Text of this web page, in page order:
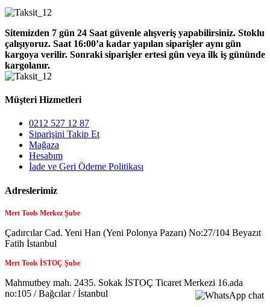
Sitemizden 7 gün 24 Saat güvenle alışveriş yapabilirsiniz. Stoklu
çalışıyoruz. Saat 16:00’a kadar yapılan siparişler aynı gün
kargoya verilir. Sonraki siparişler ertesi gün veya ilk iş gününde
kargolanır.
Müşteri Hizmetleri
0212 527 12 87
Siparişini Takip Et
Mağaza
Hesabım
İade ve Geri Ödeme Politikası
Adreslerimiz
Mert Tools Merkez Şube
Çadırcılar Cad. Yeni Han (Yeni Polonya Pazarı) No:27/104 Beyazıt
Fatih İstanbul
Mert Tools İSTOÇ Şube
Mahmutbey mah. 2435. Sokak İSTOÇ Ticaret Merkezi 16.ada
no:105 / Bağcılar / İstanbul